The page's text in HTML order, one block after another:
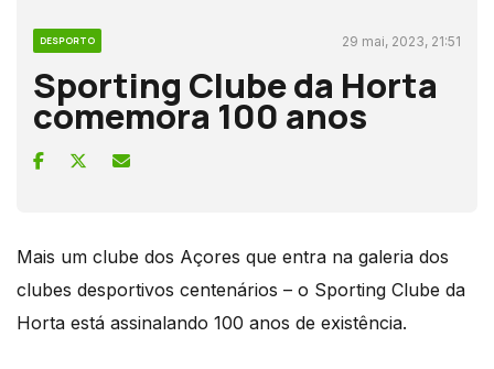
DESPORTO 29 mai, 2023, 21:51
Sporting Clube da Horta
comemora 100 anos
Mais um clube dos Açores que entra na galeria dos
clubes desportivos centenários – o Sporting Clube da
Horta está assinalando 100 anos de existência.